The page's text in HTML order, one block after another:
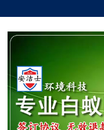
太仓白蚁防治
常州白蚁防治
溧阳白蚁防治
南通白蚁防治